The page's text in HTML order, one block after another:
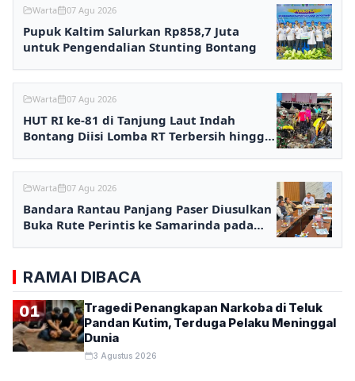
Warta 07 Agu 2026
Pupuk Kaltim Salurkan Rp858,7 Juta
untuk Pengendalian Stunting Bontang
Warta 07 Agu 2026
HUT RI ke-81 di Tanjung Laut Indah
Bontang Diisi Lomba RT Terbersih hingga
Warta 07 Agu 2026
Bandara Rantau Panjang Paser Diusulkan
Buka Rute Perintis ke Samarinda pada
RAMAI DIBACA
01
Tragedi Penangkapan Narkoba di Teluk
Pandan Kutim, Terduga Pelaku Meninggal
Dunia
3 Agustus 2026